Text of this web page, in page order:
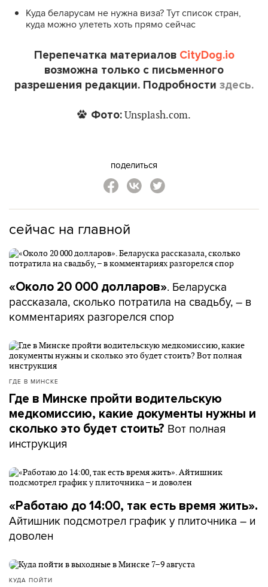
Куда беларусам не нужна виза? Тут список стран,
куда можно улететь хоть прямо сейчас
Перепечатка материалов CityDog.io
возможна только с письменного
разрешения редакции. Подробности здесь.
Фото: Unsplash.com.
поделиться
сейчас на главной
«Около 20 000 долларов». Беларуска
рассказала, сколько потратила на свадьбу, – в
комментариях разгорелся спор
ГДЕ В МИНСКЕ
Где в Минске пройти водительскую
медкомиссию, какие документы нужны и
сколько это будет стоить? Вот полная
инструкция
«Работаю до 14:00, так есть время жить».
Айтишник подсмотрел график у плиточника – и
доволен
КУДА ПОЙТИ